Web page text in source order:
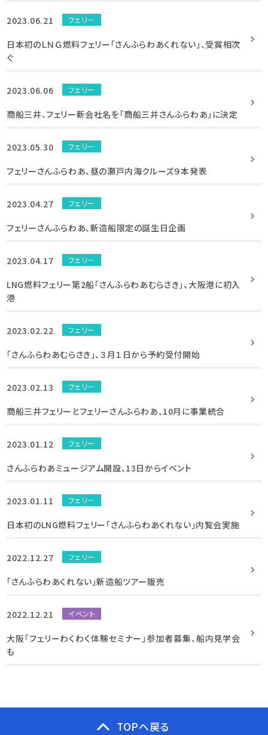
2023.06.21 フェリー
日本初のＬＮＧ燃料フェリー「さんふらわあくれない」、受賞相次
ぐ
2023.06.06 フェリー
商船三井、フェリー新会社名を「商船三井さんふらわあ」に決定
2023.05.30 フェリー
フェリーさんふらわあ、昼の瀬戸内海クルーズ９本発表
2023.04.27 フェリー
フェリーさんふらわあ、新造船限定の誕生日企画
2023.04.17 フェリー
LNG燃料フェリー第2船「さんふらわあむらさき」、大阪港に初入
港
2023.02.22 フェリー
「さんふらわあむらさき」、３月１日から予約受付開始
2023.02.13 フェリー
商船三井フェリーとフェリーさんふらわあ、10月に事業統合
2023.01.12 フェリー
さんふらわあミュージアム開設、13日からイベント
2023.01.11 フェリー
日本初のLNG燃料フェリー「さんふらわあくれない」内覧会実施
2022.12.27 フェリー
「さんふらわあくれない」新造船ツアー販売
2022.12.21 イベント
大阪「フェリーわくわく体験セミナー」参加者募集、船内見学会
も
TOPへ戻る